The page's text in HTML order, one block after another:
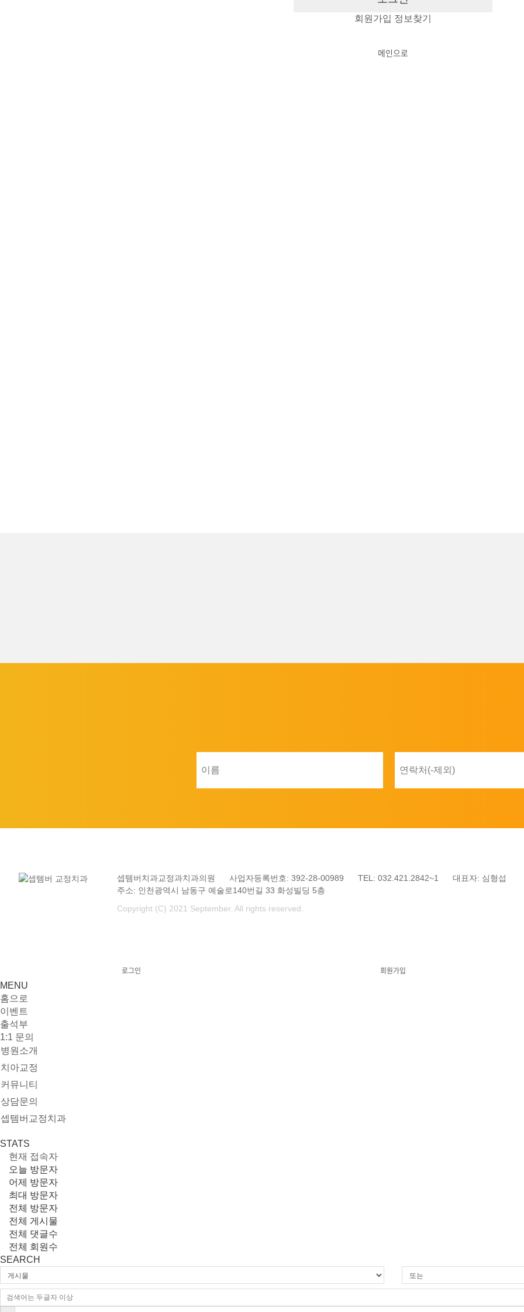
회원가입 정보찾기
메인으로
셉템버치과교정과치과의원 사업자등록번호: 392-28-00989 TEL: 032.421.2842~1
대표자: 심형섭
주소: 인천광역시 남동구 예술로140번길 33 화성빌딩 5층
Copyright (C) 2021 September. All rights reserved.
로그인 회원가입
MENU
홈으로
이벤트
출석부
1:1 문의
병원소개
치아교정
커뮤니티
상담문의
셉템버교정치과
STATS
현재 접속자
오늘 방문자
어제 방문자
최대 방문자
전체 방문자
전체 게시물
전체 댓글수
전체 회원수
SEARCH